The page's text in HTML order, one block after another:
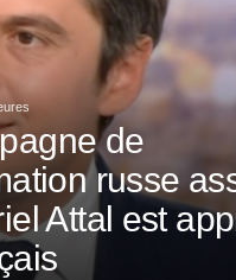
de
russe
Attal est